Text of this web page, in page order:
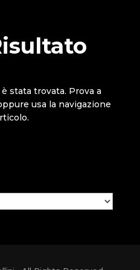
stata trovata. Prova a
usa la navigazione